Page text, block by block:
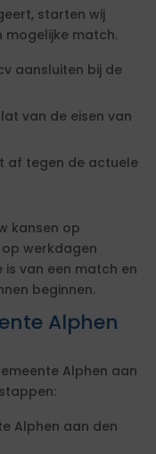
starten wij
match.
aansluiten bij de
van de eisen van
af tegen de actuele
kansen op
werkdagen
van een match en
beginnen.
Alphen
Alphen aan
Alphen aan den